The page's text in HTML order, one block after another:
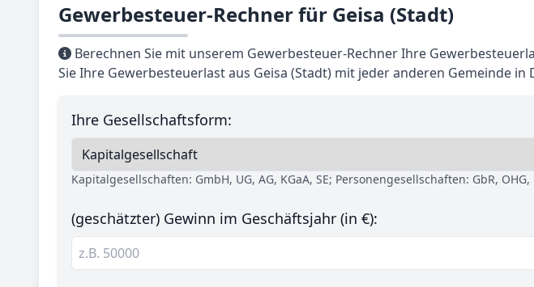
Gewerbesteuer-Rechner für Geisa (Stadt)
Berechnen Sie mit unserem Gewerbesteuer-Rechner Ihre
Sie Ihre Gewerbesteuerlast aus Geisa (Stadt) mit jeder anderen Gemeinde in
Ihre Gesellschaftsform:
Kapitalgesellschaften: GmbH, UG, AG, KGaA, SE; Personengesellschaften: GbR, OHG,
(geschätzter) Gewinn im Geschäftsjahr (in €):